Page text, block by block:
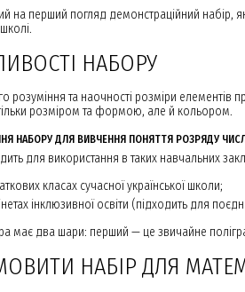
на перший погляд демонстраційний набір,
НАБОРУ
розуміння та наочності розміри елементів
розміром та формою, але й кольором.
НАБОРУ ДЛЯ ВИВЧЕННЯ ПОНЯТТЯ РОЗРЯДУ
для використання в таких навчальних
класах сучасної української школи;
інклюзивної освіти (підходить для
має два шари: перший — це звичайне
НАБІР ДЛЯ